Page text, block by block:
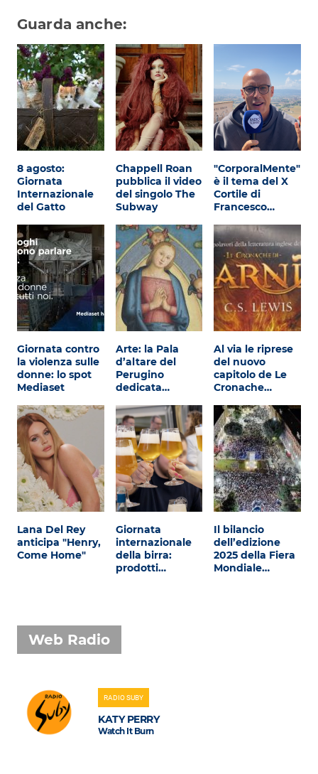
Guarda anche:
8 agosto:
Giornata
Internazionale
del Gatto
Chappell Roan
pubblica il video
del singolo The
Subway
"CorporalMente"
è il tema del X
Cortile di
Francesco…
Giornata contro
la violenza sulle
donne: lo spot
Mediaset
Arte: la Pala
d’altare del
Perugino
dedicata…
Al via le riprese
del nuovo
capitolo de Le
Cronache…
Lana Del Rey
anticipa "Henry,
Come Home"
Giornata
internazionale
della birra:
prodotti…
Il bilancio
dell’edizione
2025 della Fiera
Mondiale…
Web Radio
RADIO SUBY
KATY PERRY
Watch It Burn